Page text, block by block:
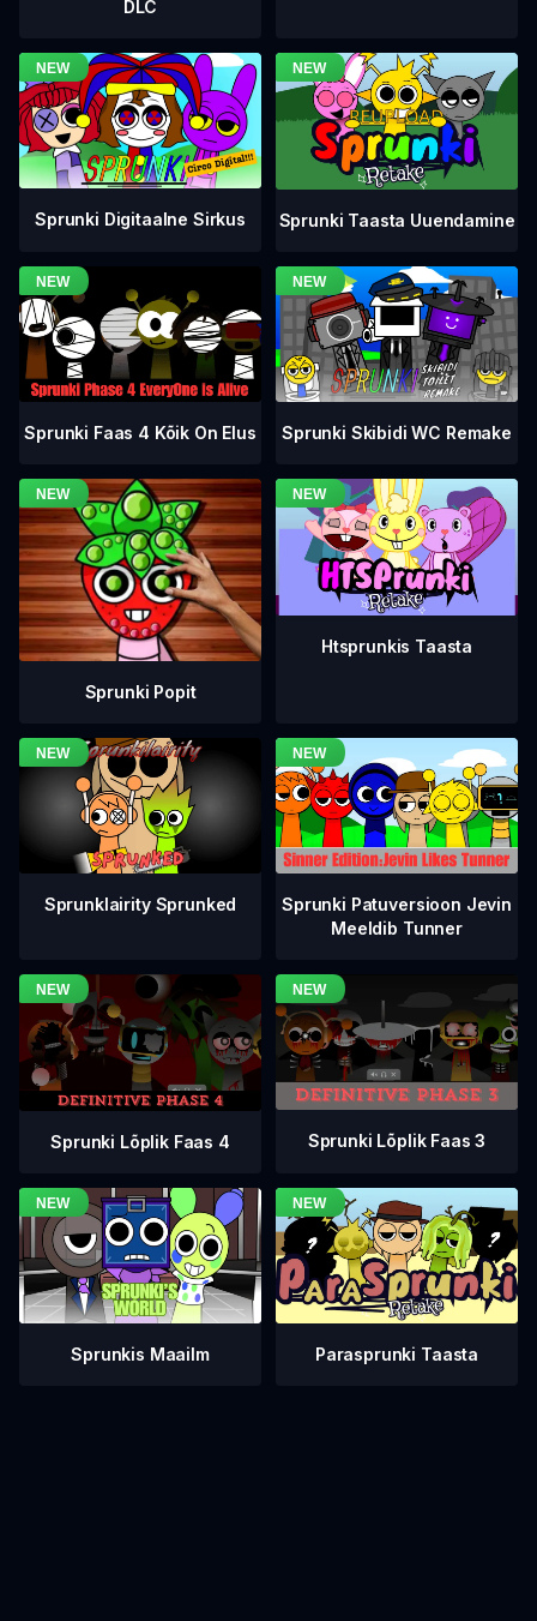
DLC
Sprunki Digitaalne Sirkus Sprunki Taasta Uuendamine
Sprunki Faas 4 Kõik On Elus Sprunki Skibidi WC Remake
Sprunki Popit
Htsprunkis Taasta
Sprunklairity Sprunked
Sprunki Patuversioon Jevin
Meeldib Tunner
Sprunki Lõplik Faas 4 Sprunki Lõplik Faas 3
Sprunkis Maailm Parasprunki Taasta